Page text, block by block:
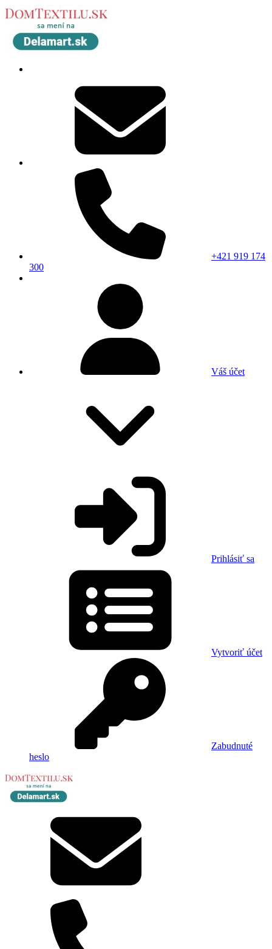
+421 919 174
300
Váš účet
Prihlásiť sa
Vytvoriť účet
Zabudnuté
heslo